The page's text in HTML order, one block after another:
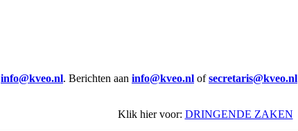
info@kveo.nl. Berichten aan info@kveo.nl ofsecretaris@kveo.nl
Klik hier voor: DRINGENDE ZAKEN